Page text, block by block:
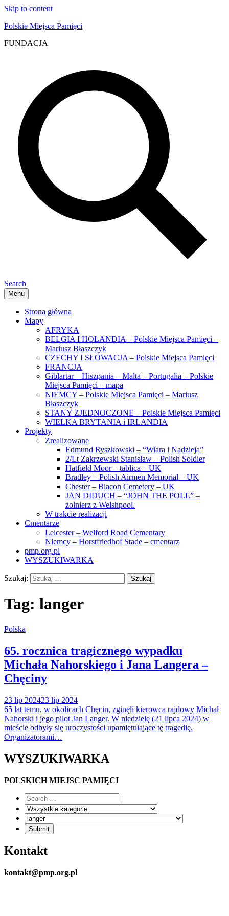
Skip to content
Polskie Miejsca Pamięci
FUNDACJA
Search
Menu
Strona główna
Mapy
AFRYKA
BELGIA I HOLANDIA – Polskie Miejsca Pamięci –
Mariusz Błaszczyk
CZECHY I SŁOWACJA – Polskie Miejsca Pamięci
FRANCJA
Giblartar – Hiszpania – Malta – Portugalia – Polskie
Miejsca Pamięci – mapa
NIEMCY – Polskie Miejsca Pamięci – Mariusz
Błaszczyk
STANY ZJEDNOCZONE – Polskie Miejsca Pamięci
WIELKA BRYTANIA i IRLANDIA
Projekty
Zrealizowane
Edmund Ryszkowski – “Wiara i Nadzieja”
2/Lt Zakrzewski Stanisław – Polish Soldier
Hatfield Moor – tablica – UK
Bradley – Polish Airmen Memorial – UK
Chester – Blacon Cemetery – UK
JAN DIDUCH – “JOHN THE POLL” –
żołnierz z Welshpool.
W trakcie realizacji
Cmentarze
Leicester – Welford Road Cementary
Niemcy – Horstfriedhof Stade – cmentarz
pmp.org.pl
WYSZUKIWARKA
Szukaj:
Tag: langer
Polska
65. rocznica tragicznego wypadku
Michała Nahorskiego i Jana Langera –
Chęciny
23 lip 202423 lip 2024
65 lat temu, w okolicach Chęcin, zginęli kierowca rajdowy Michał
Nahorski i jego pilot Jan Langer. W niedzielę (21 lipca 2024) w
mieście odbyły się uroczystości upamiętniające tę tragedię.
Organizatorami…
WYSZUKIWARKA
POLSKICH MIEJSC PAMIĘCI
Kontakt
kontakt@pmp.org.pl